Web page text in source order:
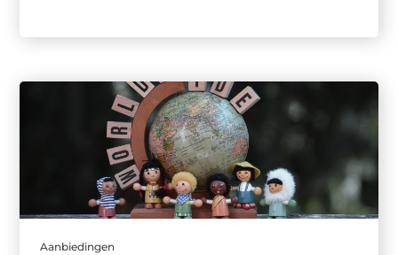
Aanbiedingen